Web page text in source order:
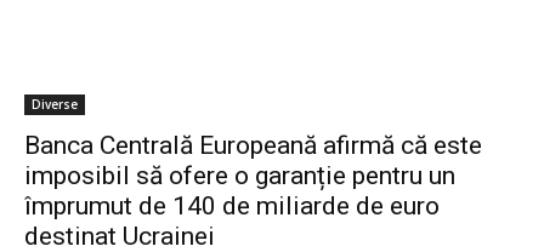
Diverse
Banca Centrală Europeană afirmă că este
imposibil să ofere o garanție pentru un
împrumut de 140 de miliarde de euro
destinat Ucrainei